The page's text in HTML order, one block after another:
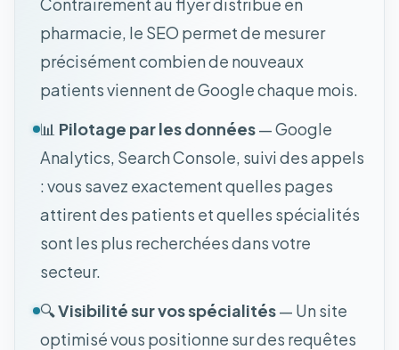
pharmacie, le SEO permet de mesurer
précisément combien de nouveaux
patients viennent de Google chaque mois.
📊 Pilotage par les données— Google
Analytics, Search Console, suivi des appels
: vous savez exactement quelles pages
attirent des patients et quelles spécialités
sont les plus recherchées dans votre
secteur.
🔍Visibilité sur vos spécialités— Un site
optimisé vous positionne sur des requêtes